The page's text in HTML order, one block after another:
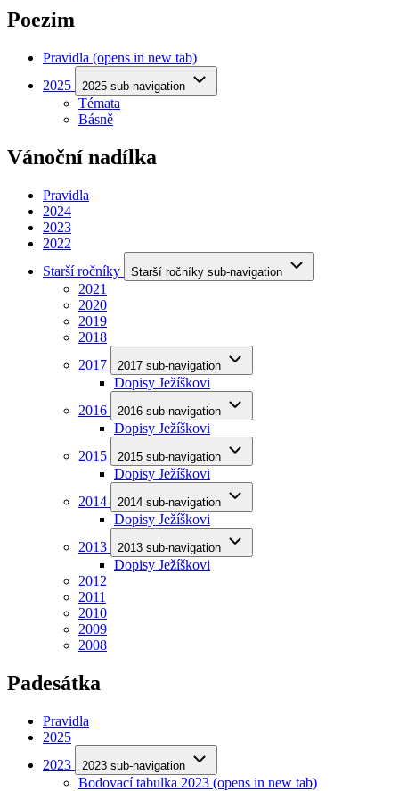
Poezim
Pravidla (opens in new tab)
2025
2025 sub-navigation
Témata
Básně
Vánoční nadílka
Pravidla
2024
2023
2022
Starší ročníky
Starší ročníky sub-navigation
2021
2020
2019
2018
2017
2017 sub-navigation
Dopisy Ježíškovi
2016
2016 sub-navigation
Dopisy Ježíškovi
2015
2015 sub-navigation
Dopisy Ježíškovi
2014
2014 sub-navigation
Dopisy Ježíškovi
2013
2013 sub-navigation
Dopisy Ježíškovi
2012
2011
2010
2009
2008
Padesátka
Pravidla
2025
2023
2023 sub-navigation
Bodovací tabulka 2023 (opens in new tab)